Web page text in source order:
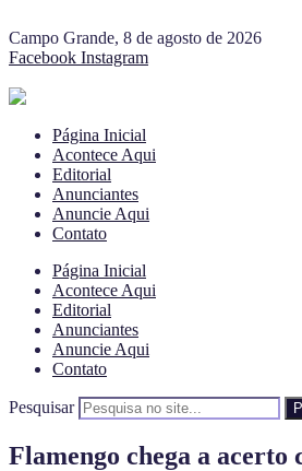
Campo Grande, 8 de agosto de 2026
Facebook Instagram
Página Inicial
Acontece Aqui
Editorial
Anunciantes
Anuncie Aqui
Contato
Página Inicial
Acontece Aqui
Editorial
Anunciantes
Anuncie Aqui
Contato
Pesquisar
Flamengo chega a